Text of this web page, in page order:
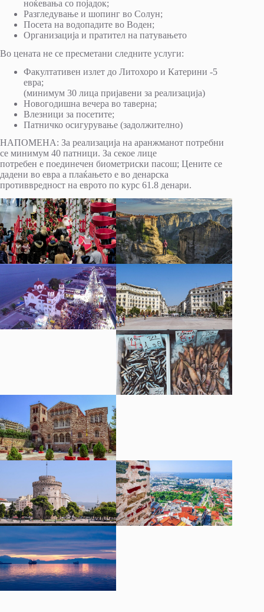
ноќевања со појадок;
Разгледување и шопинг во Солун;
Посета на водопадите во Воден;
Организација и пратител на патувањето
Во цената не се пресметани следните услуги:
Факултативен излет до Литохоро и Катерини -5
евра;
(минимум 30 лица пријавени за реализација)
Новогодишна вечера во таверна;
Влезници за посетите;
Патничко осигурување (задолжително)
НАПОМЕНА: За реализација на аранжманот потребни
се минимум 40 патници. За секое лице
потребен е поединечен биометриски пасош; Цените се
дадени во евра а плаќањето е во денарска
противвредност на еврото по курс 61.8 денари.